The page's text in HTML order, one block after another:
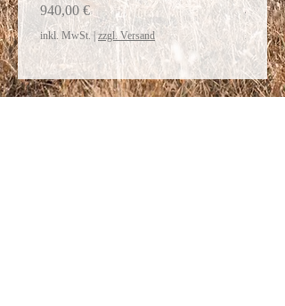
Preis
940,00 €
inkl. MwSt.|zzgl. Versand
Preis
450,20
inkl.